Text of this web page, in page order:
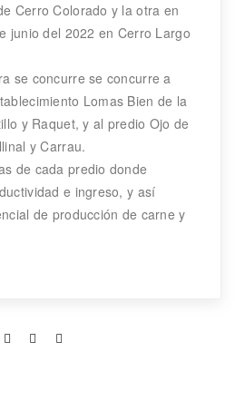
Cerro Colorado y la otra en
junio del 2022 en Cerro Largo
se concurre se concurre a
Lomas Bien de la
y Raquet, y al predio Ojo de
y Carrau.
de cada predio donde
e ingreso, y así
de producción de carne y